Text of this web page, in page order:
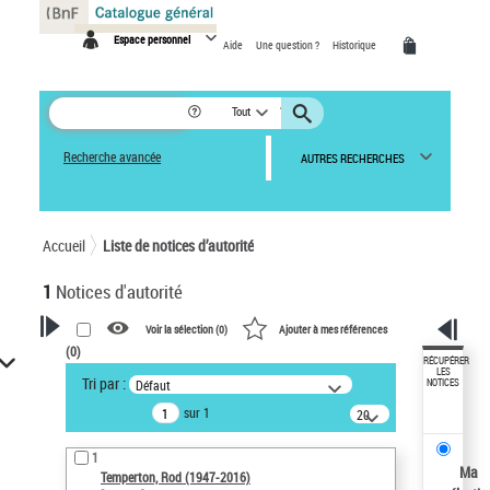
Espace personnel Aide Une question ? Historique
Tout
Recherche avancée AUTRES RECHERCHES
Accueil Liste de notices d’autorité
1 Notices d'autorité
VOTRE RECHERCHE
Recherche avancée dans les
notices d’autorité
Œuvres liées à l'auteur :
Temperton, Rod (1947-2016)
Voir la sélection (0) Ajouter à mes références
(0)
Tri par : Défaut
sur 1
20
résultats/page
1
Temperton, Rod (1947-2016)
RÉCUPÉRER
LES
NOTICES
Ma
Panneau de gestion des cookies